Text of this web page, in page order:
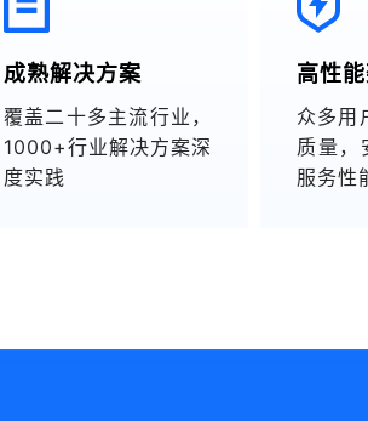
成熟解决方案
覆盖二十多主流行业，
1000+行业解决方案深
度实践
高性
众多用
质量，
服务性